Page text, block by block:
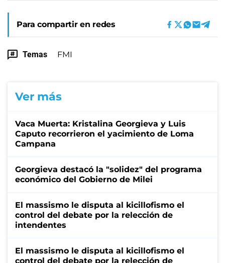
Para compartir en redes
Temas FMI
Ver más
Vaca Muerta: Kristalina Georgieva y Luis
Caputo recorrieron el yacimiento de Loma
Campana
Georgieva destacó la "solidez" del programa
económico del Gobierno de Milei
El massismo le disputa al kicillofismo el
control del debate por la relección de
intendentes
El massismo le disputa al kicillofismo el
control del debate por la relección de